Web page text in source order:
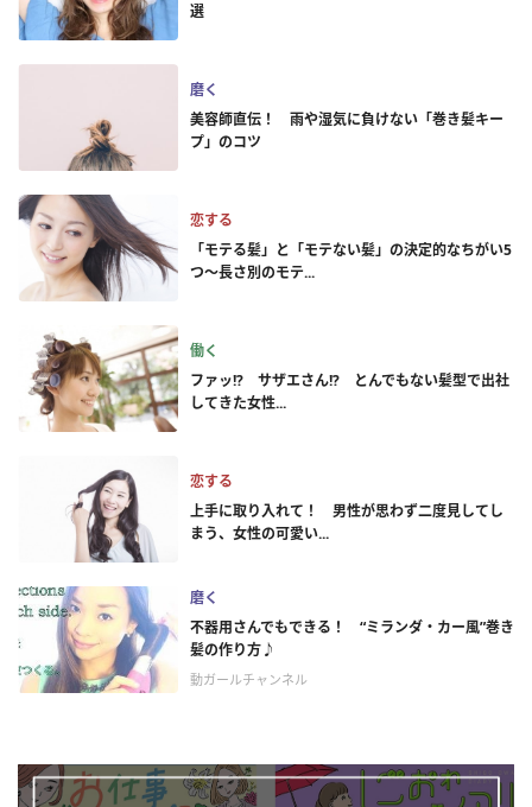
選
磨く
美容師直伝！ 雨や湿気に負けない「巻き髪キー
プ」のコツ
恋する
「モテる髪」と「モテない髪」の決定的なちがい5
つ～長さ別のモテ...
働く
ファッ!? サザエさん!? とんでもない髪型で出社
してきた女性...
恋する
上手に取り入れて！ 男性が思わず二度見してし
まう、女性の可愛い...
磨く
不器用さんでもできる！ “ミランダ・カー風”巻き
髪の作り方♪
動ガールチャンネル